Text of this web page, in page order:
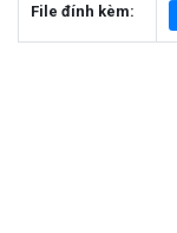
File đính kèm: